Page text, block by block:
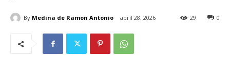
By Medina de Ramon Antonio abril 28, 2026 0
29